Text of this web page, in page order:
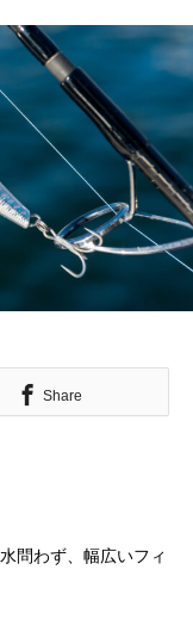
Share
問わず、幅広いフィ